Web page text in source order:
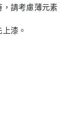
請考慮薄元素
漆。